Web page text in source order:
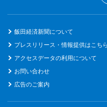
飯田経済新聞について
プレスリリース・情報提供はこち
アクセスデータの利用について
お問い合わせ
広告のご案内